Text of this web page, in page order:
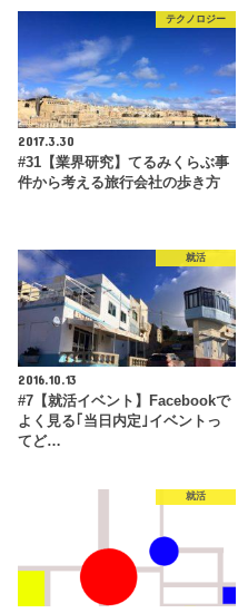
テクノロジー
2017.3.30
#31【業界研究】てるみくらぶ事
件から考える旅行会社の歩き方
就活
2016.10.13
#7【就活イベント】Facebookで
よく見る｢当日内定｣イベントっ
てど…
就活